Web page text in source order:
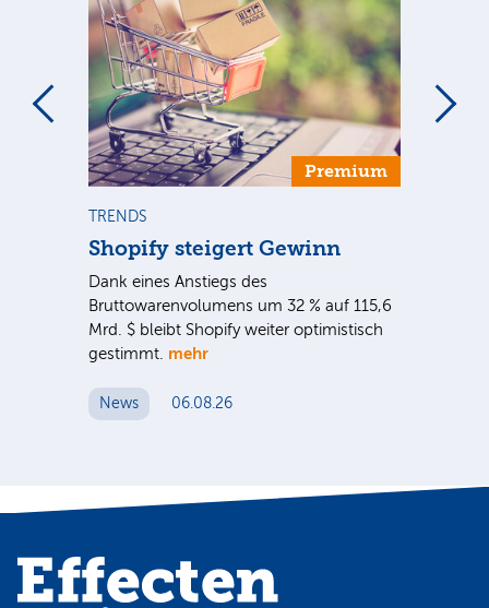
Premium
TRENDS
Shopify steigert Gewinn
Dank eines Anstiegs des
Bruttowarenvolumens um 32 % auf 115,6
Mrd. $ bleibt Shopify weiter optimistisch
gestimmt. mehr
News 06.08.26